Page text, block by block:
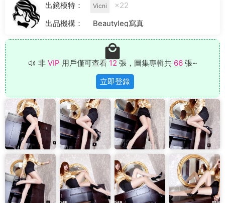
出鏡模特： Vicni
×22
出品機構：
Beautyleg寫真
非 VIP 用戶僅可查看 12 張，圖集專輯共 66張~
立即登錄